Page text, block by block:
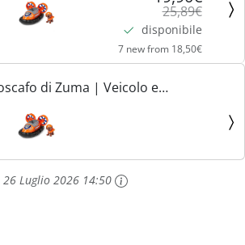
25,89€
disponibile
7 new from 18,50€
di Zuma | Veicolo e
| Giochi Bambini dai 3 Anni in su
26 Luglio 2026 14:50